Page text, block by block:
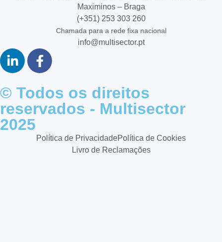
Maximinos – Braga
(+351) 253 303 260
Chamada para a rede fixa nacional
info@multisector.pt
© Todos os direitos
reservados - Multisector
2025
Política de PrivacidadePolítica de Cookies
Livro de Reclamações